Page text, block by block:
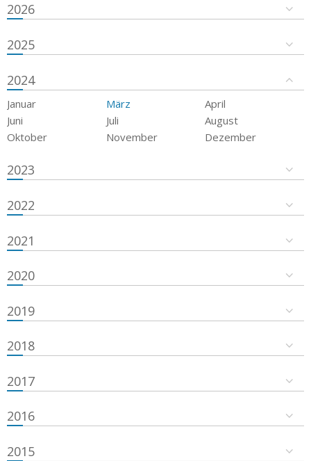
2026
2025
2024
Januar März
April
Juni
Juli
August
Oktober
November Dezember
2023
2022
2021
2020
2019
2018
2017
2016
2015